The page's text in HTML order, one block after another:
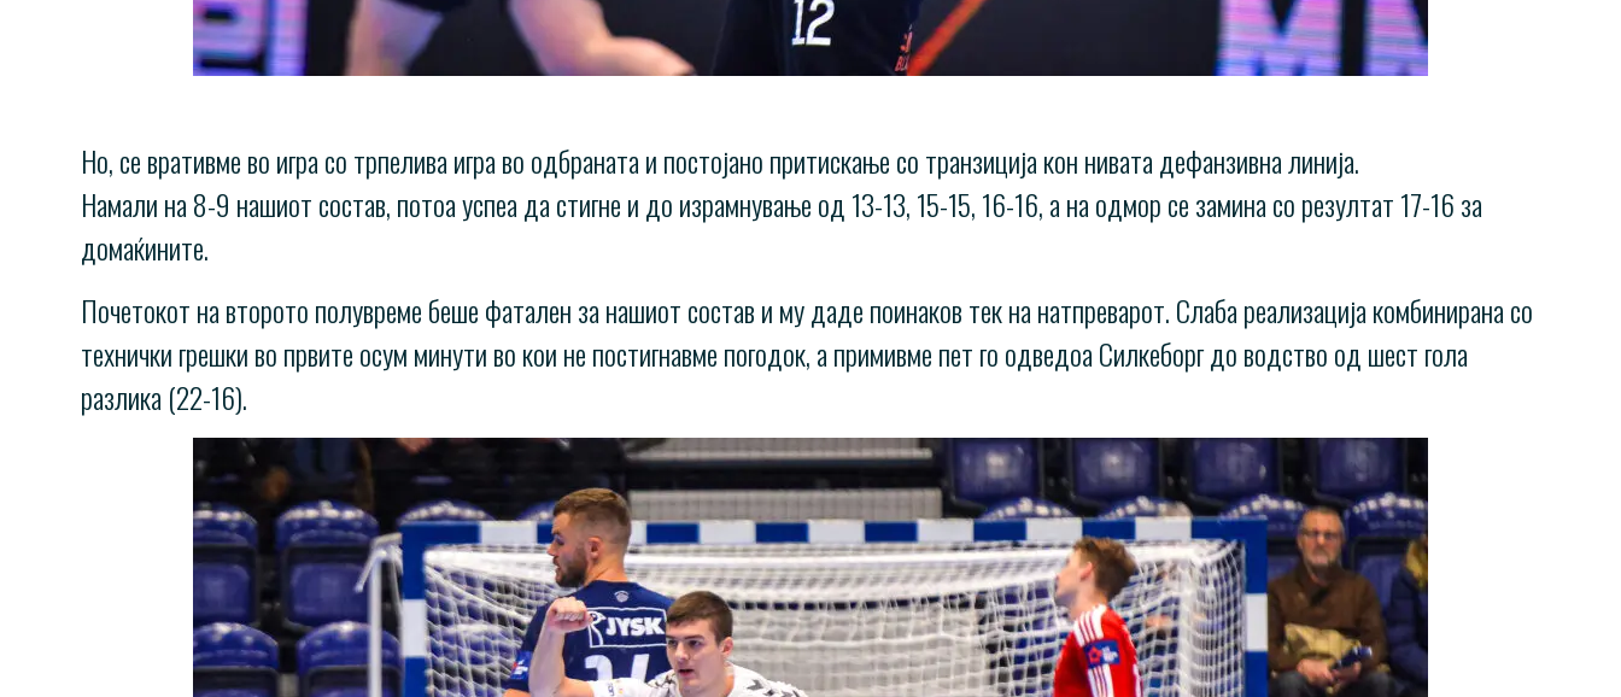
Но, се вративме во игра со трпелива игра во одбраната и постојано притискање со транзиција кон нивата дефанзивна линија.
Намали на 8-9 нашиот состав, потоа успеа да стигне и до израмнување од 13-13, 15-15, 16-16, а на одмор се замина со резултат 17-16 за
домаќините.
Почетокот на второто полувреме беше фатален за нашиот состав и му даде поинаков тек на натпреварот. Слаба реализација комбинирана со
технички грешки во првите осум минути во кои не постигнавме погодок, а примивме пет го одведоа Силкеборг до водство од шест гола
разлика (22-16).